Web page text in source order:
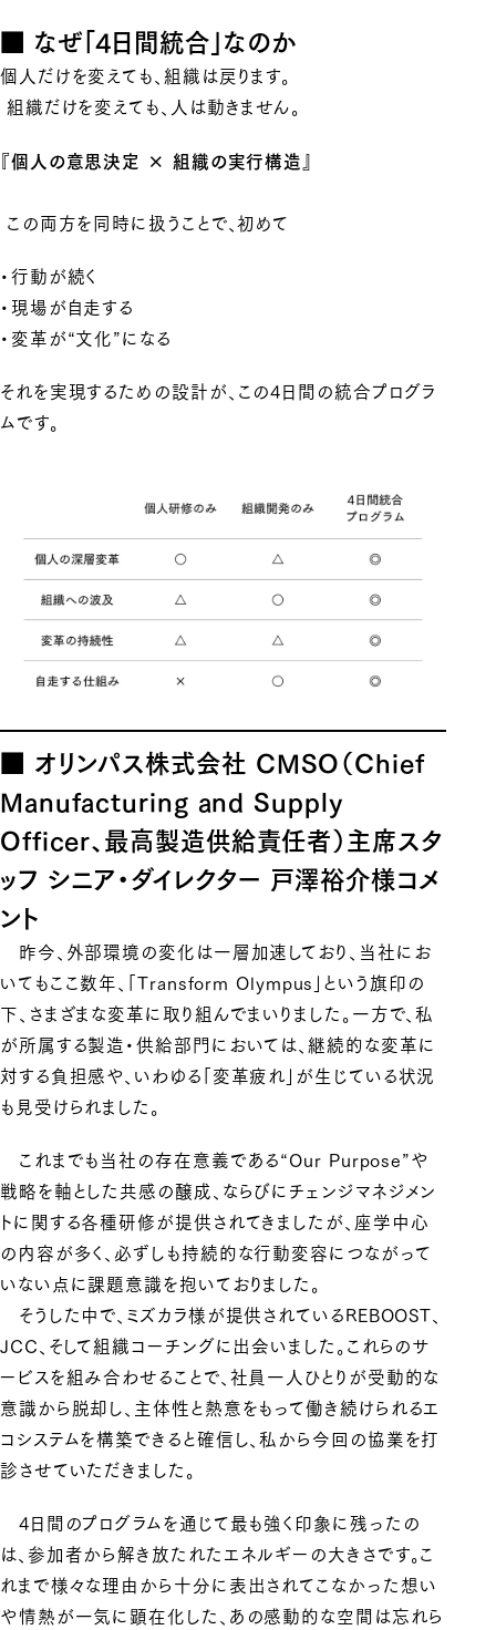
■ なぜ「4日間統合」なのか
個人だけを変えても、組織は戻ります。
組織だけを変えても、人は動きません。
『個人の意思決定 × 組織の実行構造』
この両方を同時に扱うことで、初めて
・行動が続く
・現場が自走する
・変革が“文化”になる
それを実現するための設計が、この4日間の統合プログラ
ムです。
■ オリンパス株式会社 CMSO（Chief
Manufacturing and Supply
Officer、最高製造供給責任者）主席スタ
ッフ シニア・ダイレクター 戸澤裕介様コメ
ント
昨今、外部環境の変化は一層加速しており、当社にお
いてもここ数年、「Transform Olympus」という旗印の
下、さまざまな変革に取り組んでまいりました。一方で、私
が所属する製造・供給部門においては、継続的な変革に
対する負担感や、いわゆる「変革疲れ」が生じている状況
も見受けられました。
これまでも当社の存在意義である“Our Purpose”や
戦略を軸とした共感の醸成、ならびにチェンジマネジメン
トに関する各種研修が提供されてきましたが、座学中心
の内容が多く、必ずしも持続的な行動変容につながって
いない点に課題意識を抱いておりました。
そうした中で、ミズカラ様が提供されているREBOOST、
JCC、そして組織コーチングに出会いました。これらのサ
ービスを組み合わせることで、社員一人ひとりが受動的な
意識から脱却し、主体性と熱意をもって働き続けられるエ
コシステムを構築できると確信し、私から今回の協業を打
診させていただきました。
4日間のプログラムを通じて最も強く印象に残ったの
は、参加者から解き放たれたエネルギーの大きさです。こ
れまで様々な理由から十分に表出されてこなかった想い
や情熱が一気に顕在化した、あの感動的な空間は忘れら